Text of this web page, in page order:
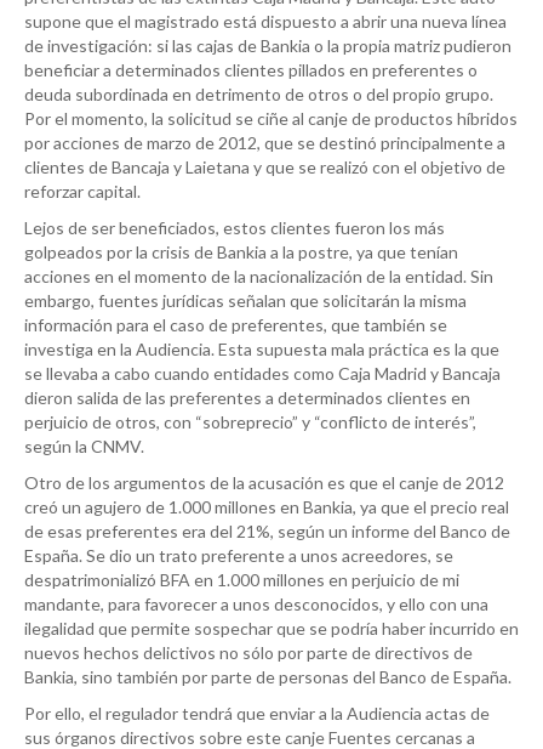
supone que el magistrado está dispuesto a abrir una nueva línea
de investigación: si las cajas de Bankia o la propia matriz pudieron
beneficiar a determinados clientes pillados en preferentes o
deuda subordinada en detrimento de otros o del propio grupo.
Por el momento, la solicitud se ciñe al canje de productos híbridos
por acciones de marzo de 2012, que se destinó principalmente a
clientes de Bancaja y Laietana y que se realizó con el objetivo de
reforzar capital.
Lejos de ser beneficiados, estos clientes fueron los más
golpeados por la crisis de Bankia a la postre, ya que tenían
acciones en el momento de la nacionalización de la entidad. Sin
embargo, fuentes jurídicas señalan que solicitarán la misma
información para el caso de preferentes, que también se
investiga en la Audiencia. Esta supuesta mala práctica es la que
se llevaba a cabo cuando entidades como Caja Madrid y Bancaja
dieron salida de las preferentes a determinados clientes en
perjuicio de otros, con “sobreprecio” y “conflicto de interés”,
según la CNMV.
Otro de los argumentos de la acusación es que el canje de 2012
creó un agujero de 1.000 millones en Bankia, ya que el precio real
de esas preferentes era del 21%, según un informe del Banco de
España. Se dio un trato preferente a unos acreedores, se
despatrimonializó BFA en 1.000 millones en perjuicio de mi
mandante, para favorecer a unos desconocidos, y ello con una
ilegalidad que permite sospechar que se podría haber incurrido en
nuevos hechos delictivos no sólo por parte de directivos de
Bankia, sino también por parte de personas del Banco de España.
Por ello, el regulador tendrá que enviar a la Audiencia actas de
sus órganos directivos sobre este canje Fuentes cercanas a